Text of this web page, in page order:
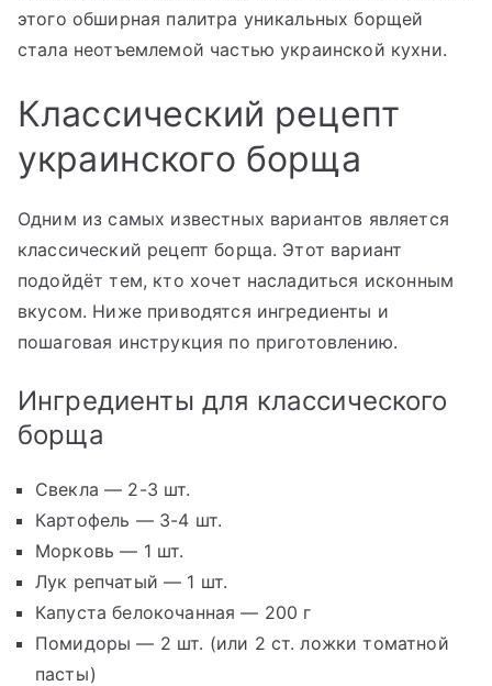
этого обширная палитра уникальных борщей
стала неотъемлемой частью украинской кухни.
Классический рецепт
украинского борща
Одним из самых известных вариантов является
классический рецепт борща. Этот вариант
подойдёт тем, кто хочет насладиться исконным
вкусом. Ниже приводятся ингредиенты и
пошаговая инструкция по приготовлению.
Ингредиенты для классического
борща
Свекла — 2-3 шт.
Картофель — 3-4 шт.
Морковь — 1 шт.
Лук репчатый — 1 шт.
Капуста белокочанная — 200 г
Помидоры — 2 шт. (или 2 ст. ложки томатной
пасты)